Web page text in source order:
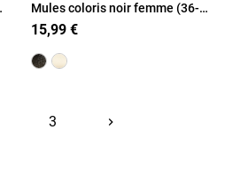
Mules coloris noir femme (36-
41)
15,99 €
3 keyboard_arrow_rightSuivant